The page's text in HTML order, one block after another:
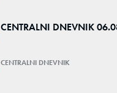
CENTRALNI DNEVNIK
CENTRALNI DNEVNIK